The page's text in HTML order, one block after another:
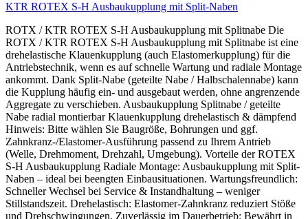
KTR ROTEX S-H Ausbaukupplung mit Split-Naben
ROTX / KTR ROTEX S-H Ausbaukupplung mit Splitnabe Die
ROTX / KTR ROTEX S-H Ausbaukupplung mit Splitnabe ist eine
drehelastische Klauenkupplung (auch Elastomerkupplung) für die
Antriebstechnik, wenn es auf schnelle Wartung und radiale Montage
ankommt. Dank Split-Nabe (geteilte Nabe / Halbschalennabe) kann
die Kupplung häufig ein- und ausgebaut werden, ohne angrenzende
Aggregate zu verschieben. Ausbaukupplung Splitnabe / geteilte
Nabe radial montierbar Klauenkupplung drehelastisch & dämpfend
Hinweis: Bitte wählen Sie Baugröße, Bohrungen und ggf.
Zahnkranz-/Elastomer-Ausführung passend zu Ihrem Antrieb
(Welle, Drehmoment, Drehzahl, Umgebung). Vorteile der ROTEX
S-H Ausbaukupplung Radiale Montage: Ausbaukupplung mit Split-
Naben – ideal bei beengten Einbausituationen. Wartungsfreundlich:
Schneller Wechsel bei Service & Instandhaltung – weniger
Stillstandszeit. Drehelastisch: Elastomer-Zahnkranz reduziert Stöße
und Drehschwingungen. Zuverlässig im Dauerbetrieb: Bewährt in